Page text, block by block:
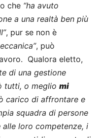
che “ha avuto
a una realtà ben più
, pur se non è
, può
Qualora eletto,
di una gestione
tutti, o meglio mi
carico di affrontare e
squadra di persone
alle loro competenze, i